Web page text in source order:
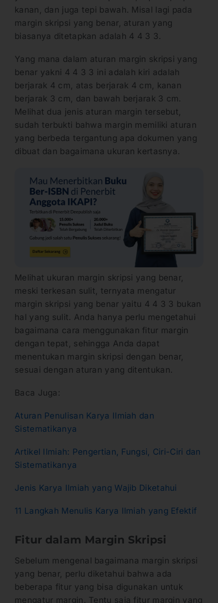
kanan, dan juga tepi bawah. Misal lagi pada
margin skripsi yang benar, aturan yang
biasanya ditetapkan adalah 4 4 3 3.
Yang mana dalam aturan margin skripsi yang
benar yakni 4 4 3 3 ini adalah kiri adalah
berjarak 4 cm, atas berjarak 4 cm, kanan
berjarak 3 cm, dan bawah berjarak 3 cm.
Melihat dua jenis aturan margin tersebut,
sudah terbukti bahwa margin memiliki aturan
yang berbeda tergantung apa dokumen yang
dibuat dan bagaimana ukuran kertasnya.
Melihat ukuran margin skripsi yang benar,
meski terkesan sulit, ternyata mengatur
margin skripsi yang benar yaitu 4 4 3 3 bukan
hal yang sulit. Anda hanya perlu mengetahui
bagaimana cara menggunakan fitur margin
dengan tepat, sehingga Anda dapat
menentukan margin skripsi dengan benar,
sesuai dengan aturan yang ditentukan.
Baca Juga:
Aturan Penulisan Karya Ilmiah dan
Sistematikanya
Artikel Ilmiah: Pengertian, Fungsi, Ciri-Ciri dan
Sistematikanya
Jenis Karya Ilmiah yang Wajib Diketahui
11 Langkah Menulis Karya Ilmiah yang Efektif
Fitur dalam Margin Skripsi
Sebelum mengenal bagaimana margin skripsi
yang benar, perlu diketahui bahwa ada
beberapa fitur yang bisa digunakan untuk
mengatur margin. Tentu saja fitur margin yang